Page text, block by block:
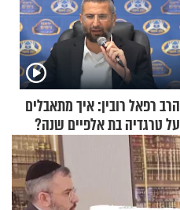
הרב רפאל רובין: איך מתאבלים
על טרגדיה בת אלפיים שנה?